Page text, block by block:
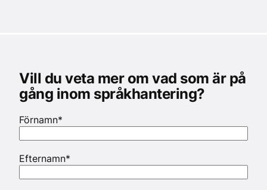
Vill du veta mer om vad som är på
gång inom språkhantering?
Förnamn*
Efternamn*